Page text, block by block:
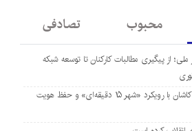
محبوب تصادفی
از پیگیری مطالبات کارکنان تا توسعه شبکه
لزوم بازنگری در طرح جامع کاشان با رویکرد «شهر ۱۵ دقیقه‌ای» و حفظ هویت